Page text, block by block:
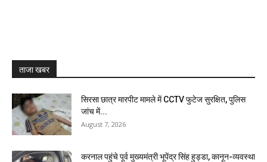
ताजा खबर
सिरसा छात्र मारपीट मामले में CCTV फुटेज सुरक्षित, पुलिस
जांच में...
August 7, 2026
करनाल पहुंचे पूर्व मुख्यमंत्री भूपेंद्र सिंह हुड्डा, कानून-व्यवस्था